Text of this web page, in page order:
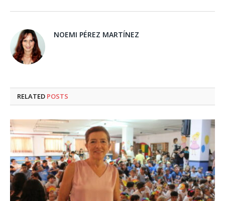
NOEMI PÉREZ MARTÍNEZ
RELATED POSTS